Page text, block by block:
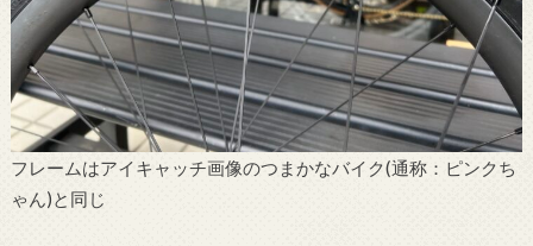
フレームはアイキャッチ画像のつまかなバイク(通称：ピンクち
ゃん)と同じ